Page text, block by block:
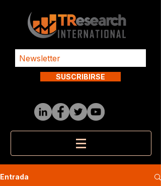
SUSCRIBIRSE
Entrada